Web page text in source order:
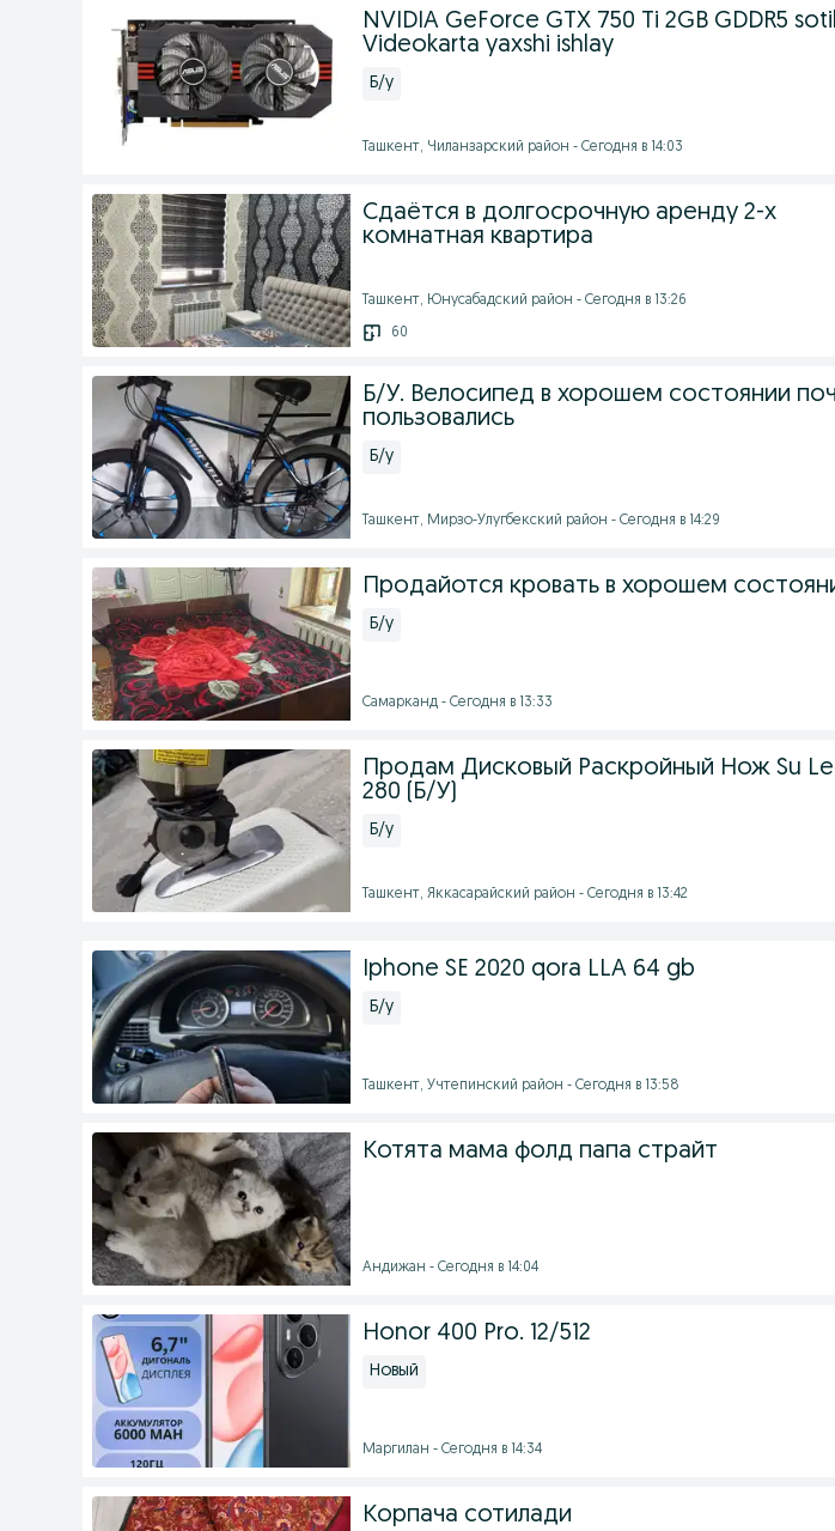
NVIDIA GeForce GTX 750 Ti 2GB GDDR5
Videokarta yaxshi ishlay
Б/у
Ташкент, Чиланзарский район - Сегодня в 14:03
Сдаётся в долгосрочную аренду 2-х
комнатная квартира
Ташкент, Юнусабадский район - Сегодня в 13:26
60
Б/У. Велосипед в хорошем состоянии
пользовались
Б/у
Ташкент, Мирзо-Улугбекский район - Сегодня в 14:29
Продайотся кровать в хорошем
Б/у
Самарканд - Сегодня в 13:33
Продам Дисковый Раскройный Нож Su
280 (Б/У)
Б/у
Ташкент, Яккасарайский район - Сегодня в 13:42
Iphone SE 2020 qora LLA 64 gb
Б/у
Ташкент, Учтепинский район - Сегодня в 13:58
Котята мама фолд папа страйт
Андижан - Сегодня в 14:04
Honor 400 Pro. 12/512
Новый
Маргилан - Сегодня в 14:34
Корпача сотилади